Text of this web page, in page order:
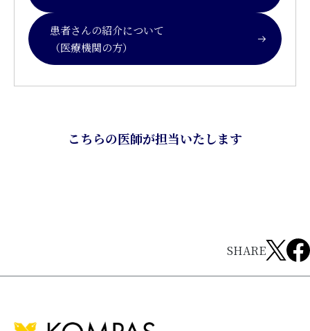
患者さんの紹介について
（医療機関の方）
こちらの医師が担当いたします
SHARE